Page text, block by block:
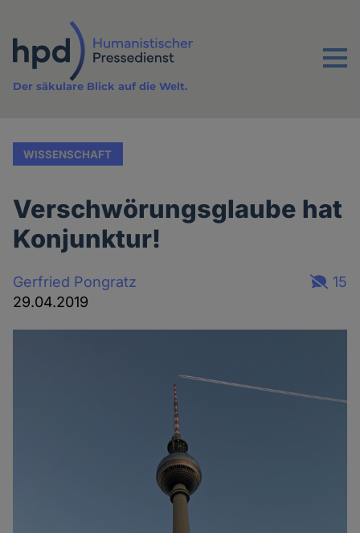
Inhalt
Menu
Der säkulare Blick auf die Welt.
WISSENSCHAFT
Verschwörungsglaube hat
Konjunktur!
Gerfried Pongratz
29.04.2019
15